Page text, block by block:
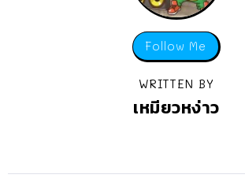
Follow Me
WRITTEN BY
เหมียวหง่าว